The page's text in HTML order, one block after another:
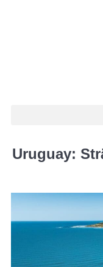
Uruguay: